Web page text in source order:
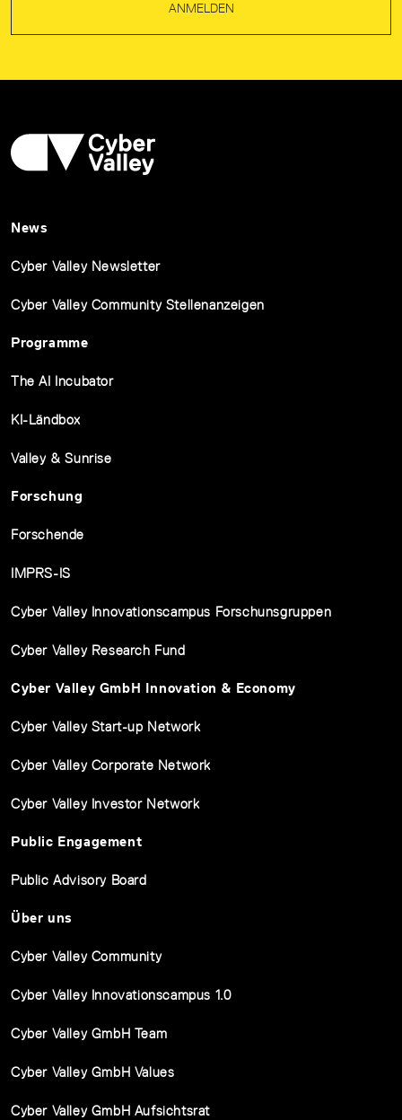
ANMELDEN
News
Cyber Valley Newsletter
Cyber Valley Community Stellenanzeigen
Programme
The AI Incubator
KI-Ländbox
Valley & Sunrise
Forschung
Forschende
IMPRS-IS
Cyber Valley Innovationscampus Forschunsgruppen
Cyber Valley Research Fund
Cyber Valley GmbH Innovation & Economy
Cyber Valley Start-up Network
Cyber Valley Corporate Network
Cyber Valley Investor Network
Public Engagement
Public Advisory Board
Über uns
Cyber Valley Community
Cyber Valley Innovationscampus 1.0
Cyber Valley GmbH Team
Cyber Valley GmbH Values
Cyber Valley GmbH Aufsichtsrat